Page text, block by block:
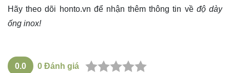
Hãy theo dõi honto.vn để nhận thêm thông tin về độ dày
ống inox!
0.0 0 Đánh giá